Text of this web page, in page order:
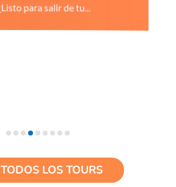
para salir de tu...
LOS TOURS